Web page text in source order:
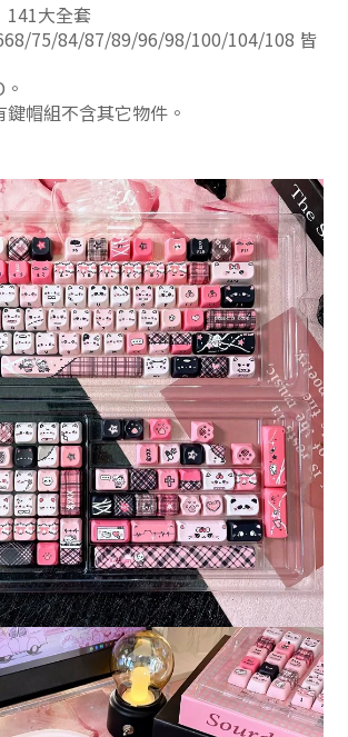
141大全套
75/84/87/89/96/98/100/104/108 皆
帽組不含其它物件。